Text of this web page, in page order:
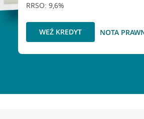
RRSO: 9,6%
WEŹ KREDYT NOTA